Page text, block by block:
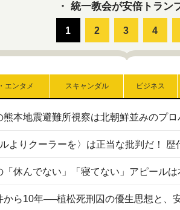
・ 統一教会が安倍トラン
エンタメ スキャンダル ビジネス